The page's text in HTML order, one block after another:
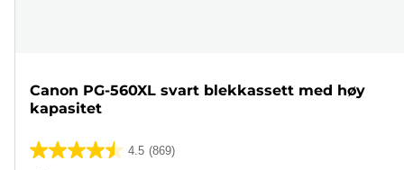
Canon PG-560XL svart blekkassett med høy
kapasitet
4.5 (869)
4.5